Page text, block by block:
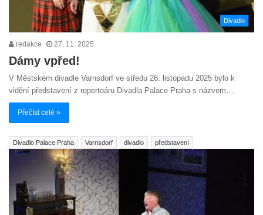
Divadlo
redakce 27. 11. 2025
Dámy vpřed!
V Městském divadle Varnsdorf ve středu 26. listopadu 2025 bylo k
vidění představení z repertoáru Divadla Palace Praha s názvem…
Přečíst celé »
Divadlo Palace Praha Varnsdorf divadlo představení